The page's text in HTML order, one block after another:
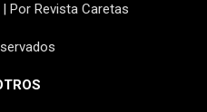
Por Revista Caretas